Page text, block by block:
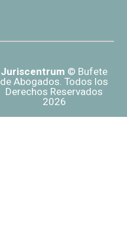
Juriscentrum © Bufete
de Abogados. Todos los
Derechos Reservados
2026